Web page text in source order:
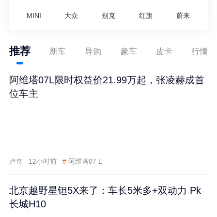
MINI 大众 别克 红旗 蔚来
推荐 新车 导购 豪车 皮卡 行情
阿维塔07L限时权益价21.99万起，张凌赫成首
位车主
卢奇 12小时前 # 阿维塔07 L
北京越野星钽5X来了：车长5米多+双动力 Pk
长城H10